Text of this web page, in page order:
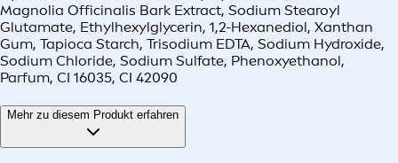
Magnolia Officinalis Bark Extract, Sodium Stearoyl
Glutamate, Ethylhexylglycerin, 1,2-Hexanediol, Xanthan
Gum, Tapioca Starch, Trisodium EDTA, Sodium Hydroxide,
Sodium Chloride, Sodium Sulfate, Phenoxyethanol,
Parfum, CI 16035, CI 42090
Mehr zu diesem Produkt erfahren